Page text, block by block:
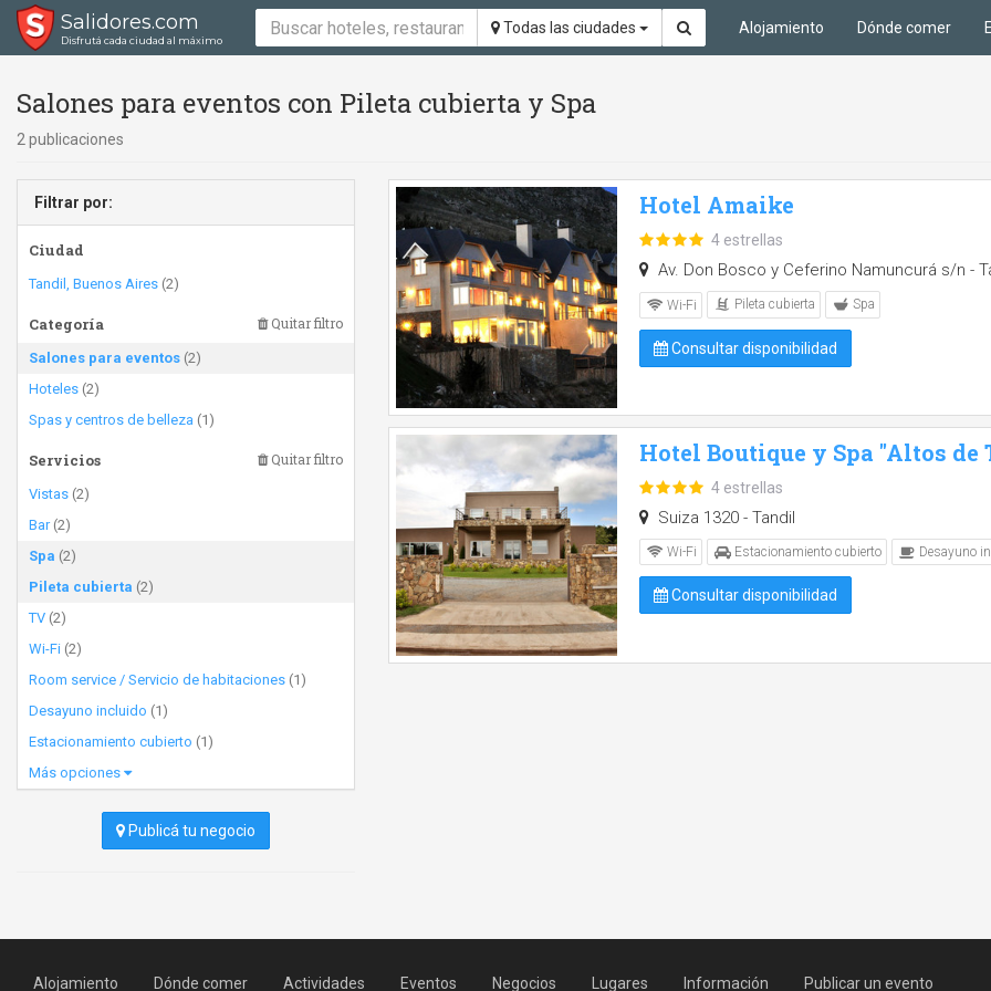
Salidores.com
Disfrutá cada ciudad al máximo
Todas las ciudades Alojamiento Dónde comer
Salones para eventos con Pileta cubierta y Spa
2 publicaciones
Filtrar por:
Ciudad
Tandil, Buenos Aires (2)
Categoría Quitar filtro
Salones para eventos (2)
Hoteles (2)
Spas y centros de belleza (1)
Servicios Quitar filtro
Vistas (2)
Bar(2)
Spa (2)
Pileta cubierta (2)
TV (2)
Wi-Fi (2)
Room service / Servicio de habitaciones (1)
Desayuno incluido (1)
Estacionamiento cubierto (1)
Más opciones
Publicá tu negocio
Hotel Amaike
4 estrellas
Av. Don Bosco y Ceferino Namuncurá s/n -
Wi-Fi Pileta cubierta Spa
Consultar disponibilidad
Hotel Boutique y Spa "Altos de
4 estrellas
Suiza 1320 - Tandil
Wi-Fi Estacionamiento cubierto Desayuno
Consultar disponibilidad
Alojamiento Dónde comer Actividades Eventos Negocios Lugares Información Publicar un evento